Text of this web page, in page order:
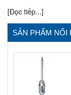
[Đọc tiếp...]
SẢN PHẨM NỔI